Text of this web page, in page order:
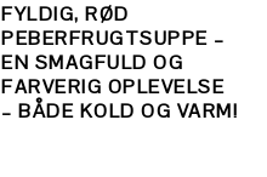
FYLDIG, RØD
PEBERFRUGTSUPPE –
EN SMAGFULD OG
FARVERIG OPLEVELSE
– BÅDE KOLD OG VARM!